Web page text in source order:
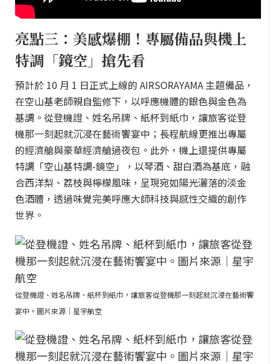
亮點三：美感爆棚！專屬備品與機上
特調「鏡空」搶先看
預計於 10 月 1 日正式上線的 AIRSORAYAMA 主題備品，
在空山基老師親自監修下，以呼應機體的銀色與金色為
基調。從登機證、姓名吊牌、紙杯到紙巾，讓旅客從登
機那一刻起就沉浸在藝術饗宴中；長程航線更推出專屬
的經濟艙與豪華經濟艙過夜包。此外，機上還提供專屬
特調「空山基特調-鏡空」，以琴酒、甜白酒為基底，融
合西洋梨、荔枝與檸檬風味，呈現宛如陽光灑落的淡金
色酒體，透過味覺完美呼應大師科技與感性交織的創作
世界。
從登機證、姓名吊牌、紙杯到紙巾，讓旅客從登機那一刻起就沉浸在藝術饗
宴中。圖片來源｜星宇航空